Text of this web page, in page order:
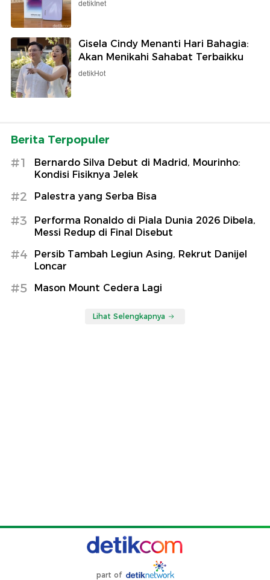
detikInet
Gisela Cindy Menanti Hari Bahagia:
Akan Menikahi Sahabat Terbaikku
detikHot
Berita Terpopuler
#1
Bernardo Silva Debut di Madrid, Mourinho:
Kondisi Fisiknya Jelek
#2 Palestra yang Serba Bisa
#3
Performa Ronaldo di Piala Dunia 2026 Dibela,
Messi Redup di Final Disebut
#4
Persib Tambah Legiun Asing, Rekrut Danijel
Loncar
#5 Mason Mount Cedera Lagi
Lihat Selengkapnya
part of